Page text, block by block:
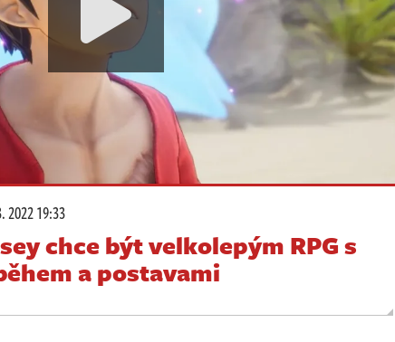
2022 19:33
chce být velkolepým RPG s
a postavami